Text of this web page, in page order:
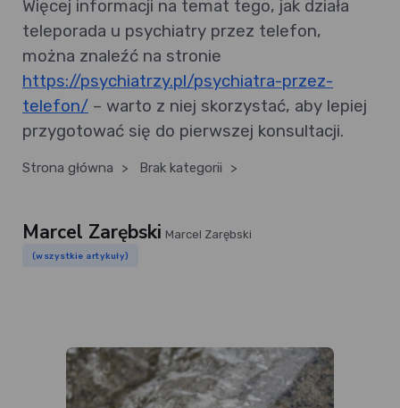
Więcej informacji na temat tego, jak działa
teleporada u psychiatry przez telefon,
można znaleźć na stronie
https://psychiatrzy.pl/psychiatra-przez-
telefon/ – warto z niej skorzystać, aby lepiej
przygotować się do pierwszej konsultacji.
Strona główna > Brak kategorii >
Marcel Zarębski Marcel Zarębski
(wszystkie artykuły)